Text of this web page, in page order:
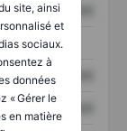
site, ainsi
et
sociaux.
à
données
« Gérer le
en matière
XXXXXXX
XXXXXXX
XXXXXXX